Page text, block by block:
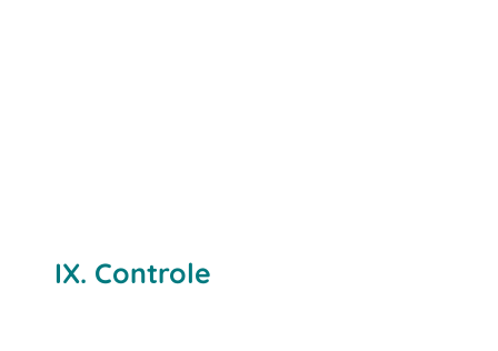
IX. Controle